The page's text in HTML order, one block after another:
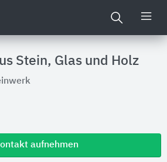
Stein, Glas und Holz
aufnehmen